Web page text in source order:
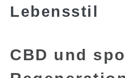
Lebensstil
CBD und